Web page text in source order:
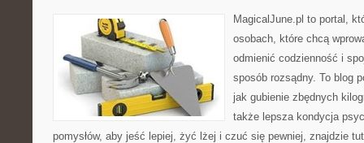
MagicalJune.pl to portal,
osobach, które chcą
odmienić codzienność i
sposób rozsądny. To blog
jak gubienie zbędnych
także lepsza kondycja
pomysłów, aby jeść lepiej, żyć lżej i czuć się pewniej, znajdzie